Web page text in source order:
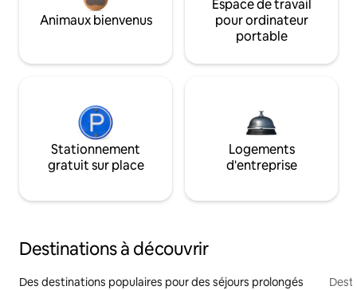
Animaux bienvenus
Espace de travail
pour ordinateur
portable
Stationnement
gratuit sur place
Logements
d'entreprise
Destinations à découvrir
Des destinations populaires pour des séjours prolongés